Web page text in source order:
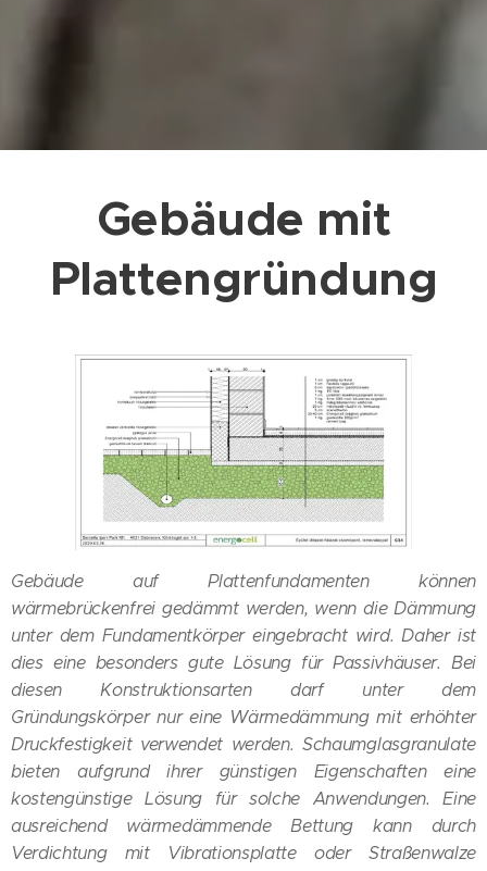
Gebäude mit
Plattengründung
Gebäude auf Plattenfundamenten können
wärmebrückenfrei gedämmt werden, wenn die Dämmung
unter dem Fundamentkörper eingebracht wird. Daher ist
dies eine besonders gute Lösung für Passivhäuser. Bei
diesen Konstruktionsarten darf unter dem
Gründungskörper nur eine Wärmedämmung mit erhöhter
Druckfestigkeit verwendet werden. Schaumglasgranulate
bieten aufgrund ihrer günstigen Eigenschaften eine
kostengünstige Lösung für solche Anwendungen. Eine
ausreichend wärmedämmende Bettung kann durch
Verdichtung mit Vibrationsplatte oder Straßenwalze